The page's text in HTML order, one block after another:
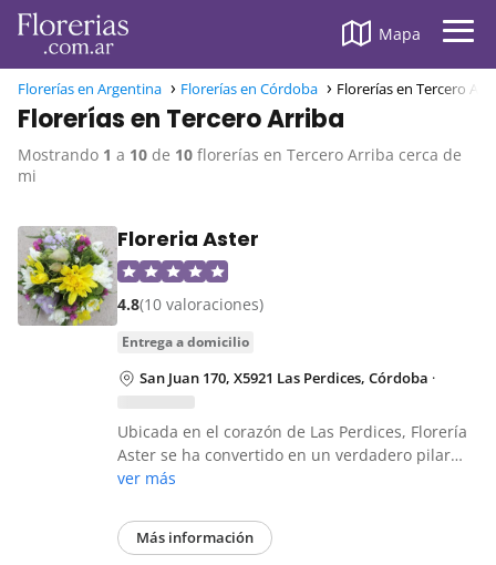
Mapa
Florerías en Argentina Florerías en Córdoba Florerías en Tercero
Florerías en Tercero Arriba
Mostrando 1 a 10 de 10 florerías en Tercero Arriba cerca de
mi
Floreria Aster
4.8(10 valoraciones)
entrega a domicilio
San Juan 170, X5921 Las Perdices, Córdoba ·
Ubicada en el corazón de Las Perdices, Florería
Aster se ha convertido en un verdadero pilar…
ver más
Más información